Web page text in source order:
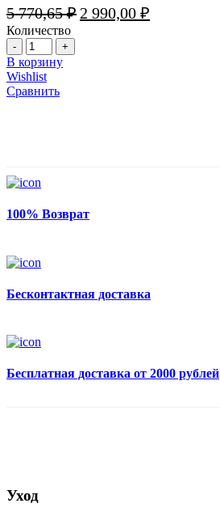
5 770,65₽ Первоначальная
цена
2 990,00 ₽
цена:
Количество
Количество
В корзину
Wishlist
Сравнить
100% Возврат
Бесконтактная доставка
Бесплатная доставка от 2000 рублей
Уход